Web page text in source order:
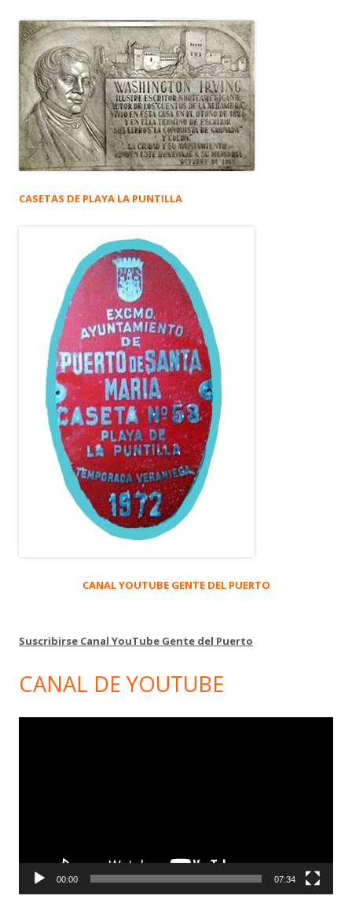
CASETAS DE PLAYA LA PUNTILLA
CANAL YOUTUBE GENTE DEL PUERTO
Suscribirse Canal YouTube Gente del Puerto
CANAL DE YOUTUBE
00:00 07:34